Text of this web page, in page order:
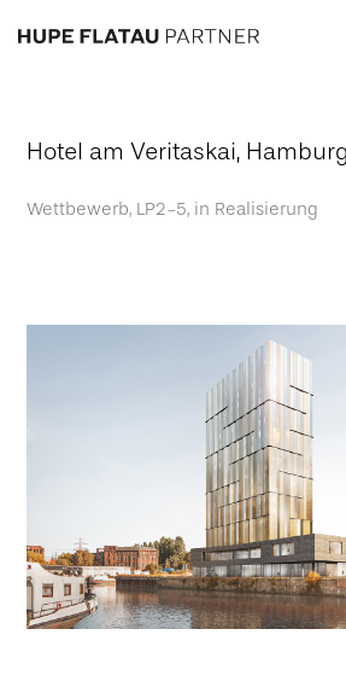
Hotel am Veritaskai,
Wettbewerb, LP2-5, in Realisierung